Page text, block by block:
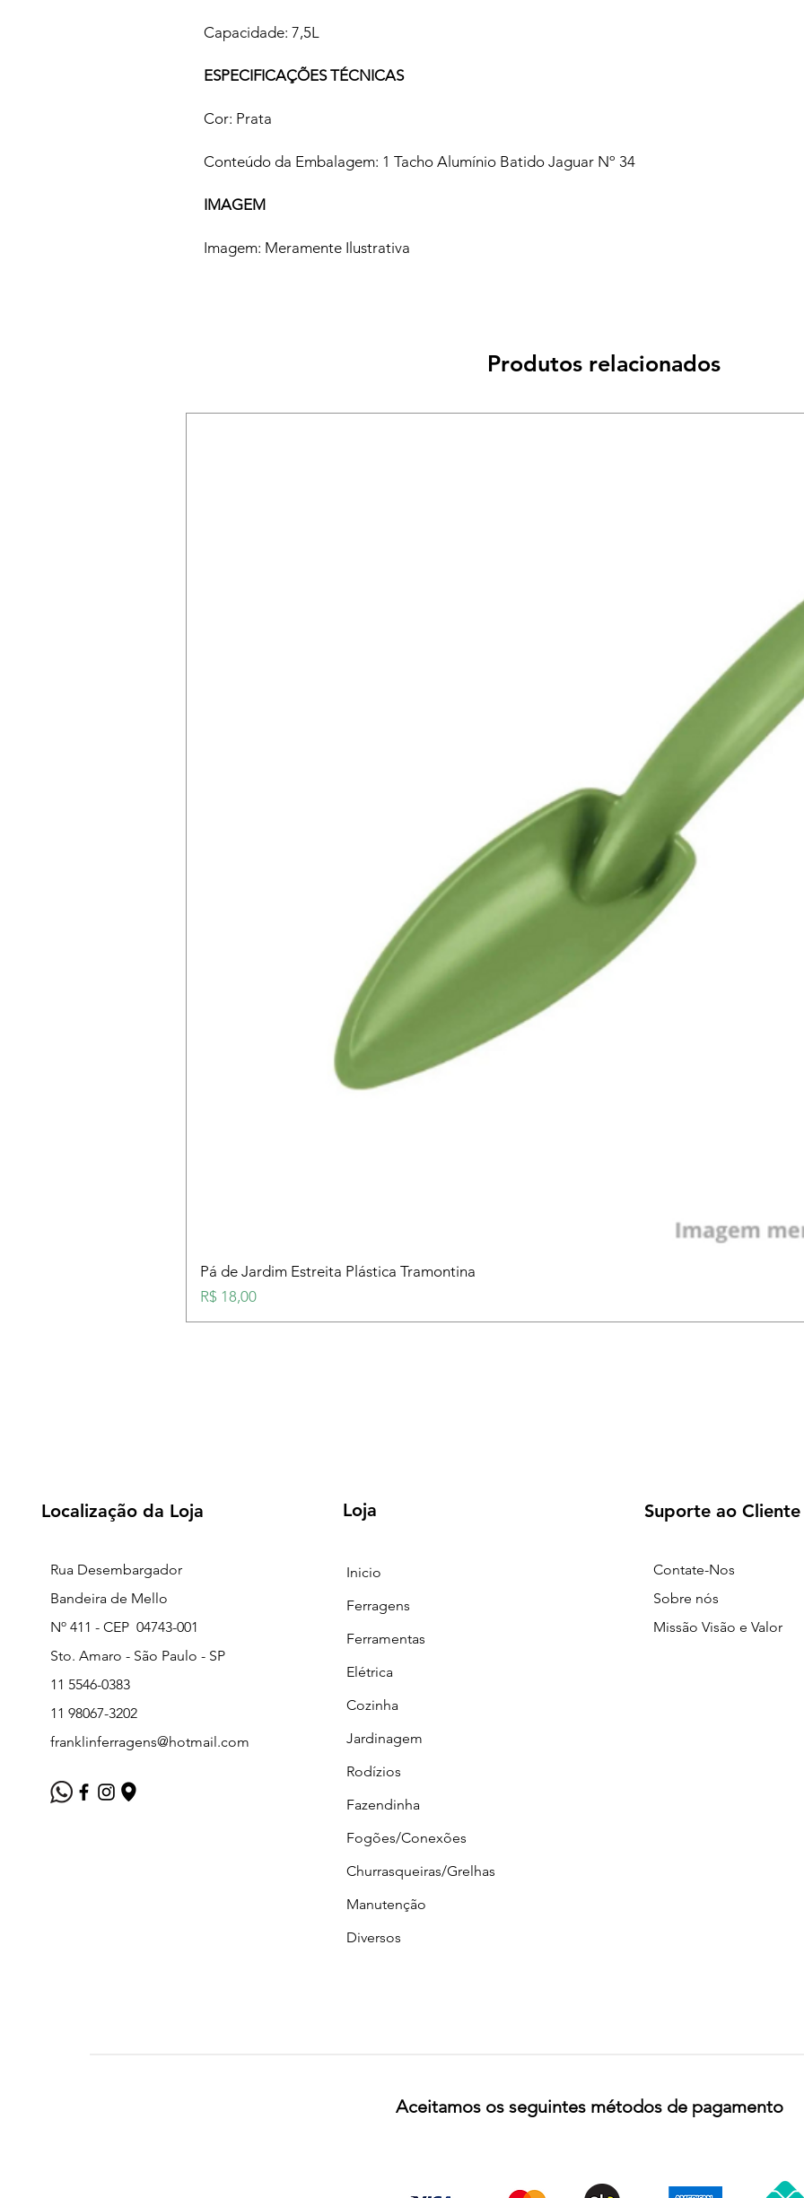
Capacidade: 7,5L
ESPECIFICAÇÕES TÉCNICAS
Cor: Prata
Conteúdo da Embalagem: 1 Tacho Alumínio Batido Jaguar Nº 34
IMAGEM
Imagem: Meramente Ilustrativa
Produtos relacionados
Pá de Jardim Estreita Plástica Tramontina
Preço
R$ 18,00
Localização da Loja
Rua Desembargador
Bandeira de Mello
Nº 411 - CEP 04743-001
Sto. Amaro - São Paulo - SP
11 5546-0383
11 98067-3202
franklinferragens@hotmail.com
Loja
Inicio
Ferragens
Ferramentas
Elétrica
Cozinha
Jardinagem
Rodízios
Fazendinha
Fogões/Conexões
Churrasqueiras/Grelhas
Manutenção
Diversos
Suporte ao Cliente
Contate-Nos
Sobre nós
Missão Visão e Valor
Aceitamos os seguintes métodos de pagamento